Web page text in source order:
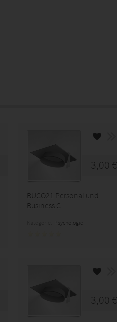
3,00 €
BUCO21 Personal und
Business C...
Psychologie
3,00 €